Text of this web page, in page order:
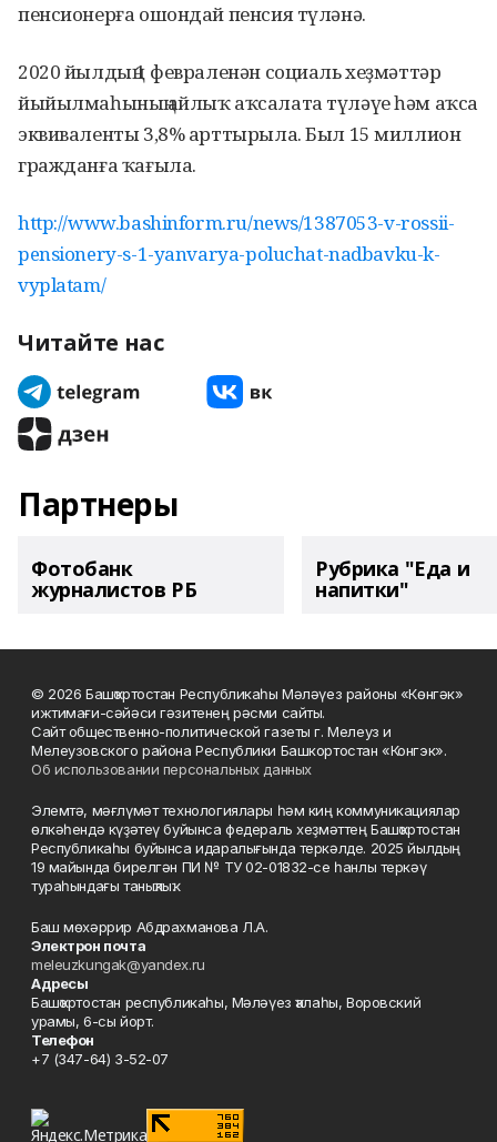
пенсионерға ошондай пенсия түләнә.
2020 йылдың 1 февраленән социаль хеҙмәттәр
йыйылмаһының айлыҡ аҡсалата түләүе һәм аҡса
эквиваленты 3,8% арттырыла. Был 15 миллион
гражданға ҡағыла.
http://www.bashinform.ru/news/1387053-v-rossii-
pensionery-s-1-yanvarya-poluchat-nadbavku-k-
vyplatam/
Читайте нас
Партнеры
Фотобанк
журналистов РБ
Рубрика "Еда и
напитки"
© 2026 Башҡортостан Республикаһы Мәләүез районы «Көнгәк»
ижтимағи-сәйәси гәзитенең рәсми сайты.
Сайт общественно-политической газеты г. Мелеуз и
Мелеузовского района Республики Башкортостан «Конгэк».
Об использовании персональных данных
Элемтә, мәғлүмәт технологиялары һәм киң коммуникациялар
өлкәһендә күҙәтеү буйынса федераль хеҙмәттең Башҡортостан
Республикаһы буйынса идаралығында теркәлде. 2025 йылдың
19 майында бирелгән ПИ № ТУ 02-01832-се һанлы теркәү
тураһындағы таныҡлыҡ.
Баш мөхәррир Абдрахманова Л.А.
Электрон почта
meleuzkungak@yandex.ru
Адресы
Башҡортостан республикаһы, Мәләүез ҡалаһы, Воровский
урамы, 6-сы йорт.
Телефон
+7 (347-64) 3-52-07